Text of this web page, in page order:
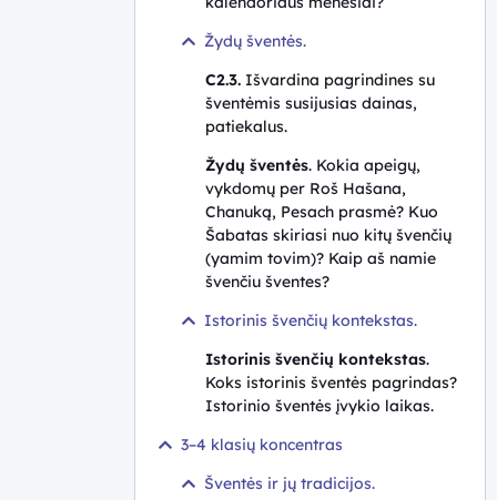
Žydų šventės.
C2.3. Išvardina pagrindines su
šventėmis susijusias dainas,
patiekalus.
Žydų šventės. Kokia apeigų,
vykdomų per Roš Hašana,
Chanuką, Pesach prasmė? Kuo
Šabatas skiriasi nuo kitų švenčių
(yamim tovim)? Kaip aš namie
švenčiu šventes?
Istorinis švenčių kontekstas.
Istorinis švenčių kontekstas.
Koks istorinis šventės pagrindas?
Istorinio šventės įvykio laikas.
3–4 klasių koncentras
Šventės ir jų tradicijos.